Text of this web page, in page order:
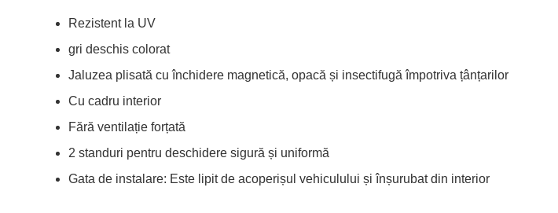
Rezistent la UV
gri deschis colorat
Jaluzea plisată cu închidere magnetică, opacă și insectifugă împotriva țânțarilor
Cu cadru interior
Fără ventilație forțată
2 standuri pentru deschidere sigură și uniformă
Gata de instalare: Este lipit de acoperișul vehiculului și înșurubat din interior